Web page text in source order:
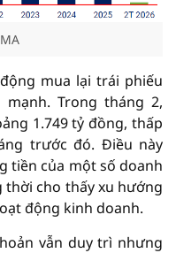
mua lại trái phiếu
Trong tháng 2,
1.749 tỷ đồng, thấp
trước đó. Điều này
tiền của một số doanh
thời cho thấy xu hướng
động kinh doanh.
vẫn duy trì nhưng